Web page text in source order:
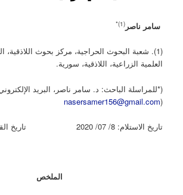
سامر ناصر(1)*
(1). شعبة البحوث الحراجية، مركز بحوث اللاذقية،
العلمية الزراعية، اللاذقية، سورية.
(*للمراسلة الباحث: د. سامر ناصر، البريد
(
nasersamer156@gmail.com
تاريخ الاستلام: 8/ 07/ 2020 تاريخ القبول: 2020/09/21
الملخص